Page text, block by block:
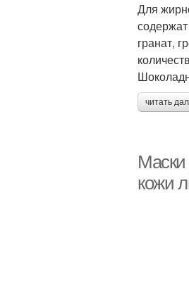
Для
гранат,
читать
кожи